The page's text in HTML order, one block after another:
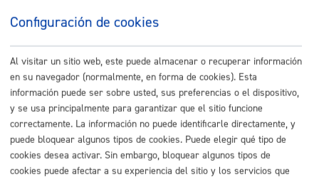
de la vida diaria.
No acudir en evidente estado de embriaguez o bajo
perturbar la convivencia en el Centro.
No tener prohibida la entrada como consecuencia de
imposición de alguna de las sanciones previstas en el
Reglamento
No haber usado el servicio los 3 meses anteriores
Cuándo lo pueden solicitar
Configuración de cookies
Al visitar un sitio web, este puede almacenar o recuperar información
en su navegador (normalmente, en forma de cookies). Esta
información puede ser sobre usted, sus preferencias o el dispositivo,
y se usa principalmente para garantizar que el sitio funcione
correctamente. La información no puede identificarle directamente, y
puede bloquear algunos tipos de cookies. Puede elegir qué tipo de
cookies desea activar. Sin embargo, bloquear algunos tipos de
cookies puede afectar a su experiencia del sitio y los servicios que